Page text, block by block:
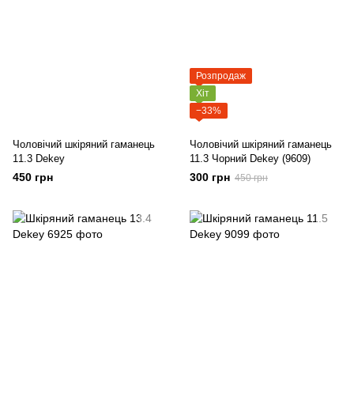
Чоловічий шкіряний гаманець
11.3 Dekey
450 грн
Розпродаж
Хіт
−33%
Чоловічий шкіряний гаманець
11.3 Чорний Dekey (9609)
300 грн 450 грн